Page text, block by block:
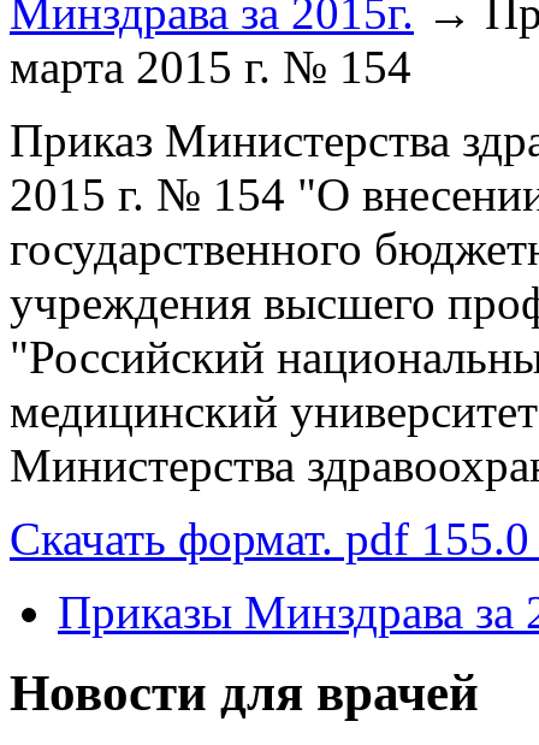
Минздрава за 2015г. →
марта 2015 г. № 154
Приказ Министерства
2015 г. № 154 "О
государственного
учреждения высшего
"Российский
медицинский
Министерства
Скачать формат. pdf
Приказы Минздрава за
Новости для врачей